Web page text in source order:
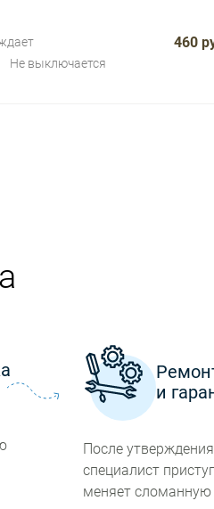
Не выключается
460
и
После
специалист
меняет